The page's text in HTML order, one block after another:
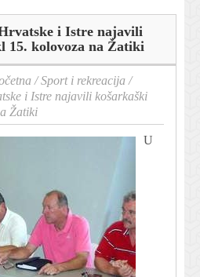
i Istre najavili
15. kolovoza na Žatiki
/Sport i rekreacija /
i Istre najavili košarkaški
Žatiki
U